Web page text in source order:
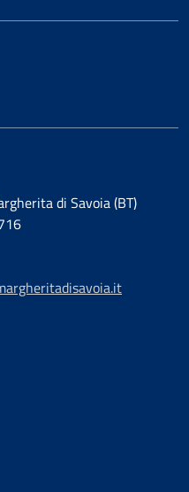
di Savoia (BT)